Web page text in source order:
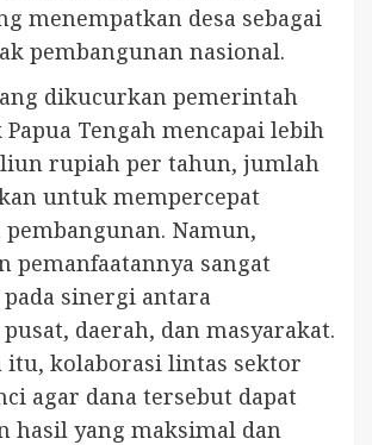
menempatkan desa sebagai
pembangunan nasional.
dikucurkan pemerintah
Tengah mencapai lebih
rupiah per tahun, jumlah
untuk mempercepat
Namun,
pemanfaatannya sangat
sinergi antara
daerah, dan masyarakat.
itu, kolaborasi lintas sektor
agar dana tersebut dapat
hasil yang maksimal dan